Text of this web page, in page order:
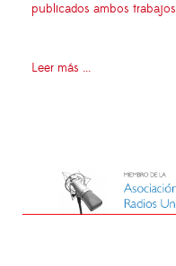
publicados ambos trabajos
Leer más ...